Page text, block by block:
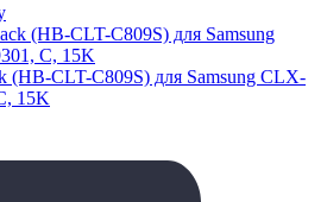
(HB-CLT-C809S) для Samsung CLX-
15K